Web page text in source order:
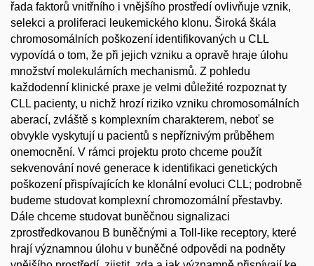
řada faktorů vnitřního i vnějšího prostředí ovlivňuje vznik,
selekci a proliferaci leukemického klonu. Široká škála
chromosomálních poškození identifikovaných u CLL
vypovídá o tom, že při jejich vzniku a opravě hraje úlohu
množství molekulárních mechanismů. Z pohledu
každodenní klinické praxe je velmi důležité rozpoznat ty
CLL pacienty, u nichž hrozí riziko vzniku chromosomálních
aberací, zvláště s komplexním charakterem, neboť se
obvykle vyskytují u pacientů s nepříznivým průběhem
onemocnění. V rámci projektu proto chceme použít
sekvenování nové generace k identifikaci genetických
poškození přispívajících ke klonální evoluci CLL; podrobně
budeme studovat komplexní chromozomální přestavby.
Dále chceme studovat buněčnou signalizaci
zprostředkovanou B buněčnými a Toll-like receptory, které
hrají významnou úlohu v buněčné odpovědi na podněty